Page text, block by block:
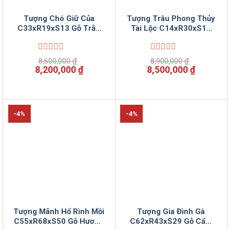
Tượng Chó Giữ Của
C33xR19xS13 Gỗ Trắc
Được
xếp
hạng
sao
8,600,000₫
Giá
gốc
8,600,000 ₫.
8,200,000₫Giá
hiện
là:
8,200,000 ₫.
Tượng Trâu Phong Thủy
Tài Lộc C14xR30xS18
Được
xếp
hạng
sao
8,900,000₫
Giá
gốc
8,900,000 ₫.
8,500,000₫Giá
hiện
là:
-4%
Tượng Mãnh Hổ Rình Mồi
C55xR68xS50 Gỗ Hương
-4%
Tượng Gia Đình Gà
C62xR43xS29 Gỗ Cẩm